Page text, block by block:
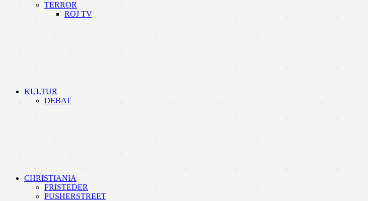
TERROR
ROJ TV
KULTUR
DEBAT
CHRISTIANIA
FRISTEDER
PUSHERSTREET